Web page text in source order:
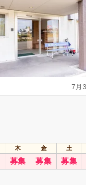
看護休暇
年末年始休暇(12)
研修制度あり (52)
復職支援あり(12)
住宅手当 (12)
処遇改善手当(39)
7月
木 金 土
募集 募集 募集